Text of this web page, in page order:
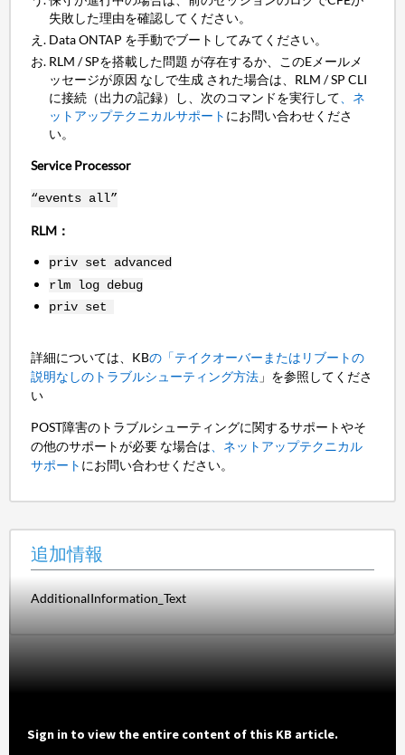
失敗した理由を確認してください。
Data ONTAP を手動でブートしてみてください。
RLM / SPを搭載した問題 が存在するか、このEメールメ
ッセージが原因 なしで生成 された場合は、RLM / SP CLI
に接続（出力の記録）し、次のコマンドを実行して 、ネ
ットアップテクニカルサポート にお問い合わせくださ
い。
Service Processor
“events all”
RLM：
priv set advanced
rlm log debug
priv set
詳細については、KBの「テイクオーバーまたはリブートの
説明なしのトラブルシューティング方法」を参照してくださ
い
POST障害のトラブルシューティングに関するサポートやそ
の他のサポートが必要 な場合は 、ネットアップテクニカル
サポート にお問い合わせください。
追加情報
AdditionalInformation_Text
Sign in to view the entire content of this KB article.